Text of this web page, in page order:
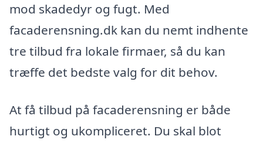
mod skadedyr og fugt. Med
facaderensning.dk kan du nemt indhente
tre tilbud fra lokale firmaer, så du kan
træffe det bedste valg for dit behov.
At få tilbud på facaderensning er både
hurtigt og ukompliceret. Du skal blot